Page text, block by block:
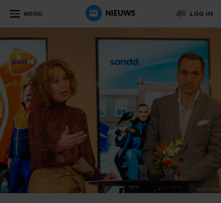
MENU LOG IN